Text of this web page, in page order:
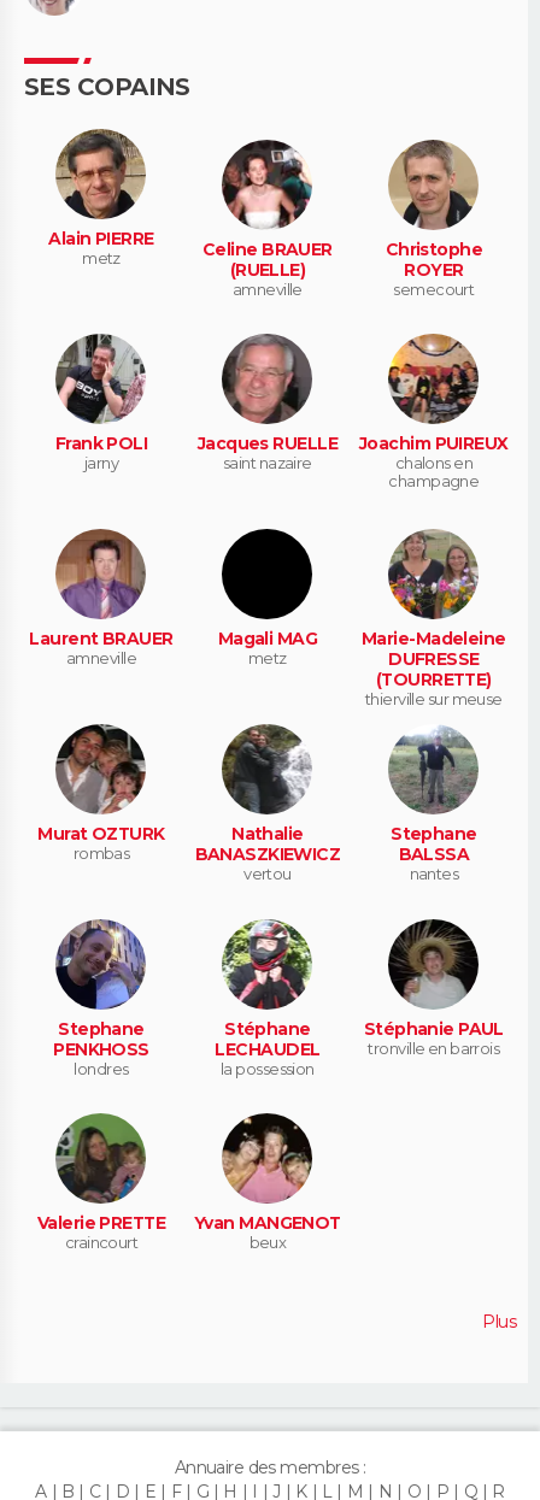
SES COPAINS
Alain PIERRE
metz
Celine BRAUER
(RUELLE)
amneville
Christophe
ROYER
semecourt
Frank POLI
jarny
Jacques RUELLE
saint nazaire
Joachim PUIREUX
chalons en
champagne
Laurent BRAUER
amneville
Magali MAG
metz
Marie-Madeleine
DUFRESSE
(TOURRETTE)
thierville sur meuse
Murat OZTURK
rombas
Nathalie
BANASZKIEWICZ
vertou
Stephane
BALSSA
nantes
Stephane
PENKHOSS
londres
Stéphane
LECHAUDEL
la possession
Stéphanie PAUL
tronville en barrois
Valerie PRETTE
craincourt
Yvan MANGENOT
beux
Plus
Annuaire des membres :
A
B C D E F G H I J K L M N O P Q R